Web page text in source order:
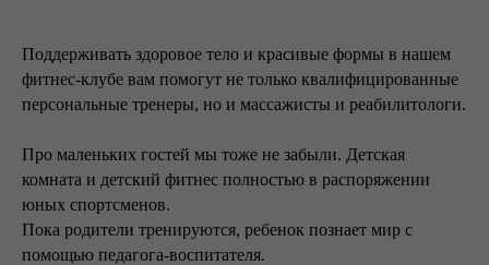
Поддерживать здоровое тело и красивые формы в нашем
фитнес-клубе вам помогут не только квалифицированные
персональные тренеры, но и массажисты и реабилитологи.
Про маленьких гостей мы тоже не забыли. Детская
комната и детский фитнес полностью в распоряжении
юных спортсменов.
Пока родители тренируются, ребенок познает мир с
помощью педагога-воспитателя.